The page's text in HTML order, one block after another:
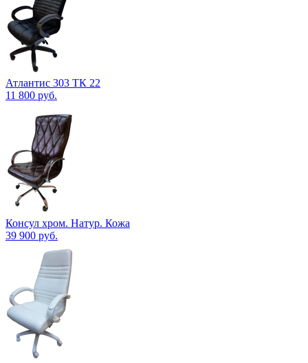
Атлантис 303 ТК 22
11 800 руб.
Консул хром. Натур. Кожа
39 900 руб.